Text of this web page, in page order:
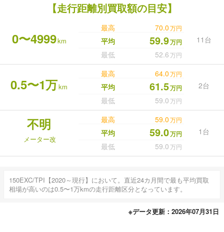
【走行距離別買取額の目安】
0〜4999km
最高 70.0万円
11台
平均 59.9万円
最低 52.6万円
0.5〜1万km
最高 64.0万円
2台
平均 61.5万円
最低 59.0万円
不明
メーター改
最高 59.0万円
1台
平均 59.0万円
最低 59.0万円
150EXC/TPI【2020～現行】において。直近24カ月間で最も平均買取
相場が高いのは0.5〜1万kmの走行距離区分となっています。
※データ更新：2026年07月31日